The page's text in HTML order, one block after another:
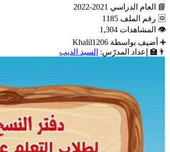
📘 العام الدراسي 2021-2022
🆔 رقم الملف 1185
👁 المشاهدات 1,304
➕ أضيف بواسطة Khalil1206
👨‍🏫
إعداد المدرّس: السيد الديب